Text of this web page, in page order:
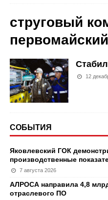
струговый
первомайский
12
СОБЫТИЯ
Яковлевский ГОК
производственные
7 августа 2026
АЛРОСА направила 4,8
отраслевого ПО